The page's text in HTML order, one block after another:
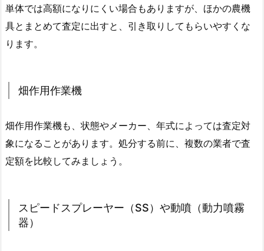
単体では高額になりにくい場合もありますが、ほかの農機
具とまとめて査定に出すと、引き取りしてもらいやすくな
ります。
畑作用作業機
畑作用作業機も、状態やメーカー、年式によっては査定対
象になることがあります。処分する前に、複数の業者で査
定額を比較してみましょう。
スピードスプレーヤー（SS）や動噴（動力噴霧
器）